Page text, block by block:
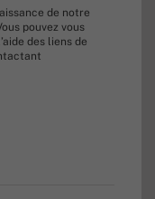
de notre
pouvez vous
des liens de